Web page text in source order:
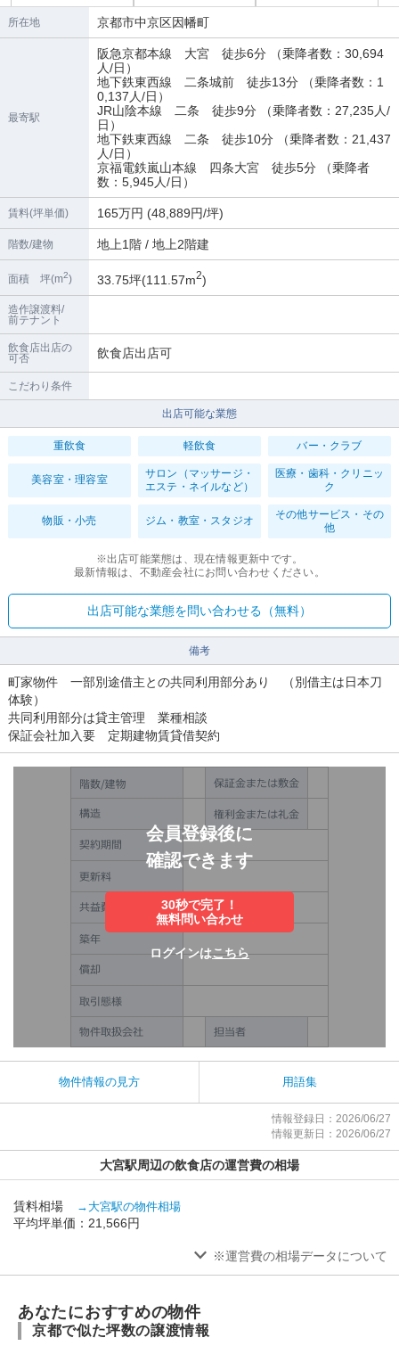
所在地 京都市中京区因幡町
最寄駅
阪急京都本線 大宮 徒歩6分 （乗降者数：30,694
人/日）
地下鉄東西線 二条城前 徒歩13分 （乗降者数：1
0,137人/日）
JR山陰本線 二条 徒歩9分 （乗降者数：27,235人/
日）
地下鉄東西線 二条 徒歩10分 （乗降者数：21,437
人/日）
京福電鉄嵐山本線 四条大宮 徒歩5分 （乗降者
数：5,945人/日）
賃料(坪単価) 165万円 (48,889円/坪)
階数/建物 地上1階 / 地上2階建
面積 坪(m2) 33.75坪(111.57m2)
造作譲渡料/
前テナント
飲食店出店の
可否
飲食店出店可
こだわり条件
出店可能な業態
重飲食 軽飲食 バー・クラブ
美容室・理容室
サロン（マッサージ・
エステ・ネイルなど）
医療・歯科・クリニッ
ク
物販・小売 ジム・教室・スタジオ
その他サービス・その
他
※出店可能業態は、現在情報更新中です。
最新情報は、不動産会社にお問い合わせください。
出店可能な業態を問い合わせる（無料）
備考
町家物件 一部別途借主との共同利用部分あり （別借主は日本刀
体験）
共同利用部分は貸主管理 業種相談
保証会社加入要 定期建物賃貸借契約
会員登録後に
確認できます
30秒で完了！
無料問い合わせ
ログインはこちら
物件情報の見方 用語集
情報登録日：2026/06/27
情報更新日：2026/06/27
大宮駅周辺の飲食店の運営費の相場
賃料相場 →大宮駅の物件相場
平均坪単価：21,566円
※運営費の相場データについて
あなたにおすすめの物件
京都で似た坪数の譲渡情報